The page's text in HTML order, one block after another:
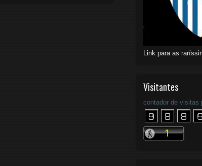
Link para as
Visitantes
contador de visitas